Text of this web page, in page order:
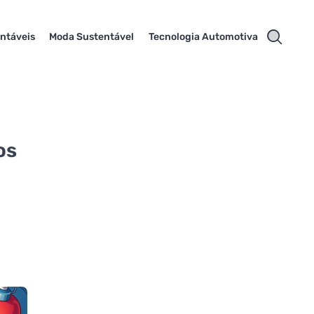
Moda Sustentável Tecnologia Automotiva